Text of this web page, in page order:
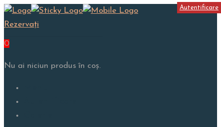
Autentificare
Rezervați
0
Nu ai niciun produs în coș.